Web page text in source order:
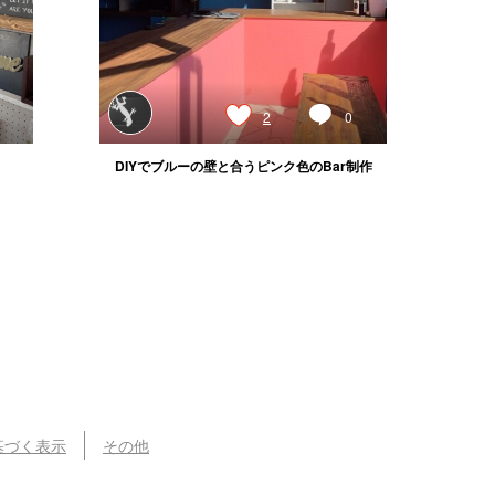
2 0
DIYでブルーの壁と合うピンク色のBar制作
く表示 その他